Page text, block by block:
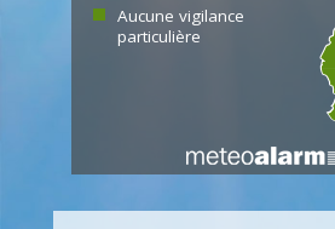
Aucune vigilance
particulière